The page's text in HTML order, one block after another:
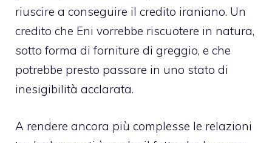
riuscire a conseguire il credito iraniano. Un
credito che Eni vorrebbe riscuotere in natura,
sotto forma di forniture di greggio, e che
potrebbe presto passare in uno stato di
inesigibilità acclarata.
A rendere ancora più complesse le relazioni